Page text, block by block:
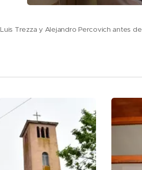
Luis Trezza y Alejandro Percovich antes